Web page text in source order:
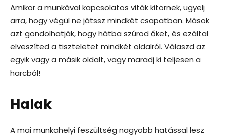
Amikor a munkával kapcsolatos viták kitörnek, ügyelj
arra, hogy végül ne játssz mindkét csapatban. Mások
azt gondolhatják, hogy hátba szúrod őket, és ezáltal
elveszíted a tiszteletet mindkét oldalról. Válaszd az
egyik vagy a másik oldalt, vagy maradj ki teljesen a
harcból!
Halak
A mai munkahelyi feszültség nagyobb hatással lesz